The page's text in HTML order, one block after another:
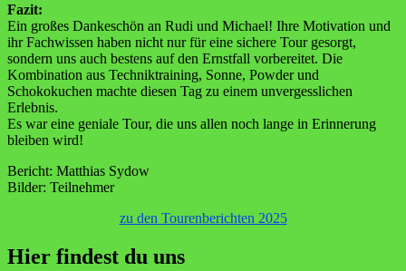
Fazit:
Ein großes Dankeschön an Rudi und Michael! Ihre Motivation und
ihr Fachwissen haben nicht nur für eine sichere Tour gesorgt,
sondern uns auch bestens auf den Ernstfall vorbereitet. Die
Kombination aus Techniktraining, Sonne, Powder und
Schokokuchen machte diesen Tag zu einem unvergesslichen
Erlebnis.
Es war eine geniale Tour, die uns allen noch lange in Erinnerung
bleiben wird!
Bericht: Matthias Sydow
Bilder: Teilnehmer
zu den Tourenberichten 2025
Hier findest du uns